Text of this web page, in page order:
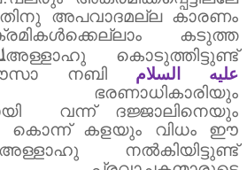
അപവാദമല്ല കാരണം
കടുത്ത
അള്ളാഹു കൊടുത്തിട്ടുണ്ട്
നബി
عليه السلام
ഭരണാധികാരിയും
വന്ന് ദജ്ജാലിനെയും
കൊന്ന് കളയും വിധം ഈ
അള്ളാഹു നൽകിയിട്ടുണ്ട്